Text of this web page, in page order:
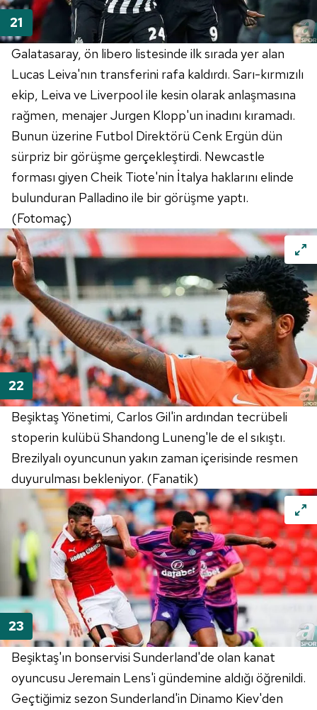
Galatasaray, ön libero listesinde ilk sırada yer alan
Lucas Leiva'nın transferini rafa kaldırdı. Sarı-kırmızılı
ekip, Leiva ve Liverpool ile kesin olarak anlaşmasına
rağmen, menajer Jurgen Klopp'un inadını kıramadı.
Bunun üzerine Futbol Direktörü Cenk Ergün dün
sürpriz bir görüşme gerçekleştirdi. Newcastle
forması giyen Cheik Tiote'nin İtalya haklarını elinde
bulunduran Palladino ile bir görüşme yaptı.
(Fotomaç)
Beşiktaş Yönetimi, Carlos Gil'in ardından tecrübeli
stoperin kulübü Shandong Luneng'le de el sıkıştı.
Brezilyalı oyuncunun yakın zaman içerisinde resmen
duyurulması bekleniyor. (Fanatik)
Beşiktaş'ın bonservisi Sunderland'de olan kanat
oyuncusu Jeremain Lens'i gündemine aldığı öğrenildi.
Geçtiğimiz sezon Sunderland'in Dinamo Kiev'den